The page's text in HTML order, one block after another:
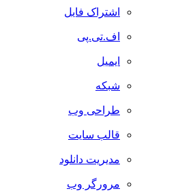
اشتراک فایل
اف.تی.پی
ایمیل
شبکه
طراحی وب
قالب سایت
مدیریت دانلود
مرورگر وب